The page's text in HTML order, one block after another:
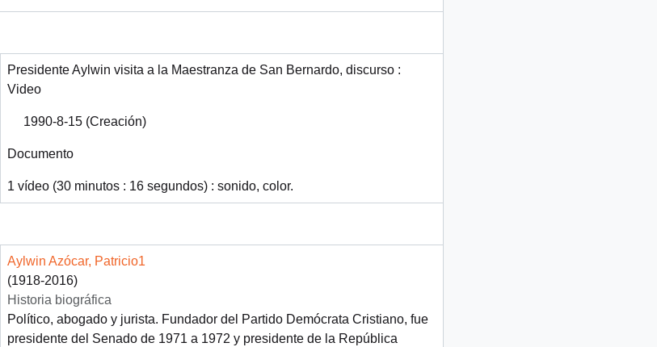
Presidente Aylwin visita a la Maestranza de San Bernardo, discurso :
Video
1990-8-15 (Creación)
Documento
1 vídeo (30 minutos : 16 segundos) : sonido, color.
Aylwin Azócar, Patricio1
(1918-2016)
Historia biográfica
Político, abogado y jurista. Fundador del Partido Demócrata Cristiano, fue
presidente del Senado de 1971 a 1972 y presidente de la República